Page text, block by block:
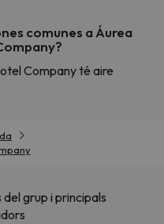
comunes a Áurea
Company té aire
grup i principals